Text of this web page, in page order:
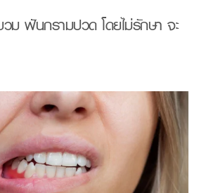
ม ฟันกรามปวด โดยไมรักษา จะ